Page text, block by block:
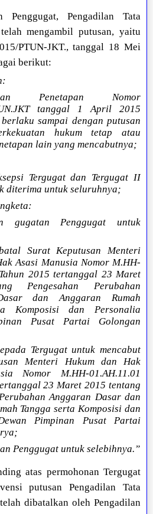
Penggugat, Pengadilan Tata
mengambil putusan, yaitu
PTUN-JKT., tanggal 18 Mei
berikut:
Penetapan Nomor
tanggal 1 April 2015
sampai dengan putusan
hukum tetap atau
lain yang mencabutnya;
Tergugat dan Tergugat II
diterima untuk seluruhnya;
gugatan Penggugat untuk
Surat Keputusan Menteri
Asasi Manusia Nomor M.HH-
2015 tertanggal 23 Maret
Pengesahan Perubahan
dan Anggaran Rumah
Komposisi dan Personalia
Pusat Partai Golongan
Tergugat untuk mencabut
Menteri Hukum dan Hak
Nomor M.HH-01.AH.11.01
23 Maret 2015 tentang
Anggaran Dasar dan
Tangga serta Komposisi dan
Pimpinan Pusat Partai
Penggugat untuk selebihnya.”
atas permohonan Tergugat
putusan Pengadilan Tata
dibatalkan oleh Pengadilan